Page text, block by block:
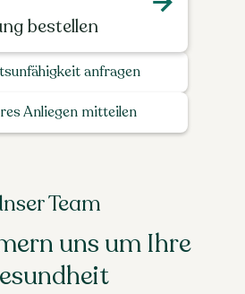
bestellen
anfragen
Anliegen mitteilen
Team
uns um Ihre